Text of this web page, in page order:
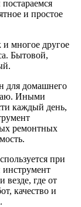
и простое
и многое другое
Бытовой,
для домашнего
Иными
каждый день,
ремонтных
при
инструмент
везде, где от
качество и